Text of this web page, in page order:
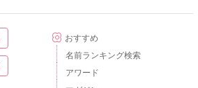
おすすめ
名前ランキング検索
アワード